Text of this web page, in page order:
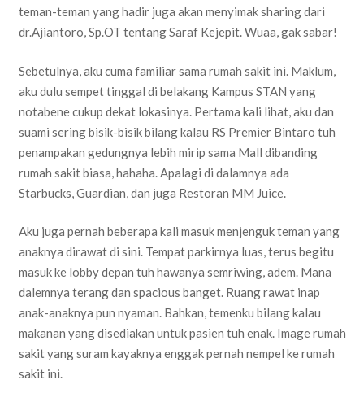
teman-teman yang hadir juga akan menyimak sharing dari
dr.Ajiantoro, Sp.OT tentang Saraf Kejepit. Wuaa, gak sabar!
Sebetulnya, aku cuma familiar sama rumah sakit ini. Maklum,
aku dulu sempet tinggal di belakang Kampus STAN yang
notabene cukup dekat lokasinya. Pertama kali lihat, aku dan
suami sering bisik-bisik bilang kalau RS Premier Bintaro tuh
penampakan gedungnya lebih mirip sama Mall dibanding
rumah sakit biasa, hahaha. Apalagi di dalamnya ada
Starbucks, Guardian, dan juga Restoran MM Juice.
Aku juga pernah beberapa kali masuk menjenguk teman yang
anaknya dirawat di sini. Tempat parkirnya luas, terus begitu
masuk ke lobby depan tuh hawanya semriwing, adem. Mana
dalemnya terang dan spacious banget. Ruang rawat inap
anak-anaknya pun nyaman. Bahkan, temenku bilang kalau
makanan yang disediakan untuk pasien tuh enak. Image rumah
sakit yang suram kayaknya enggak pernah nempel ke rumah
sakit ini.